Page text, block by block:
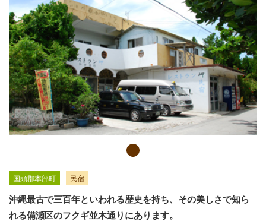
国頭郡本部町 民宿
沖縄最古で三百年といわれる歴史を持ち、その美しさで知ら
れる備瀬区のフクギ並木通りにあります。